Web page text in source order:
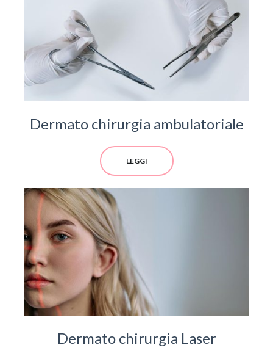
Dermato chirurgia ambulatoriale
LEGGI
Dermato chirurgia Laser